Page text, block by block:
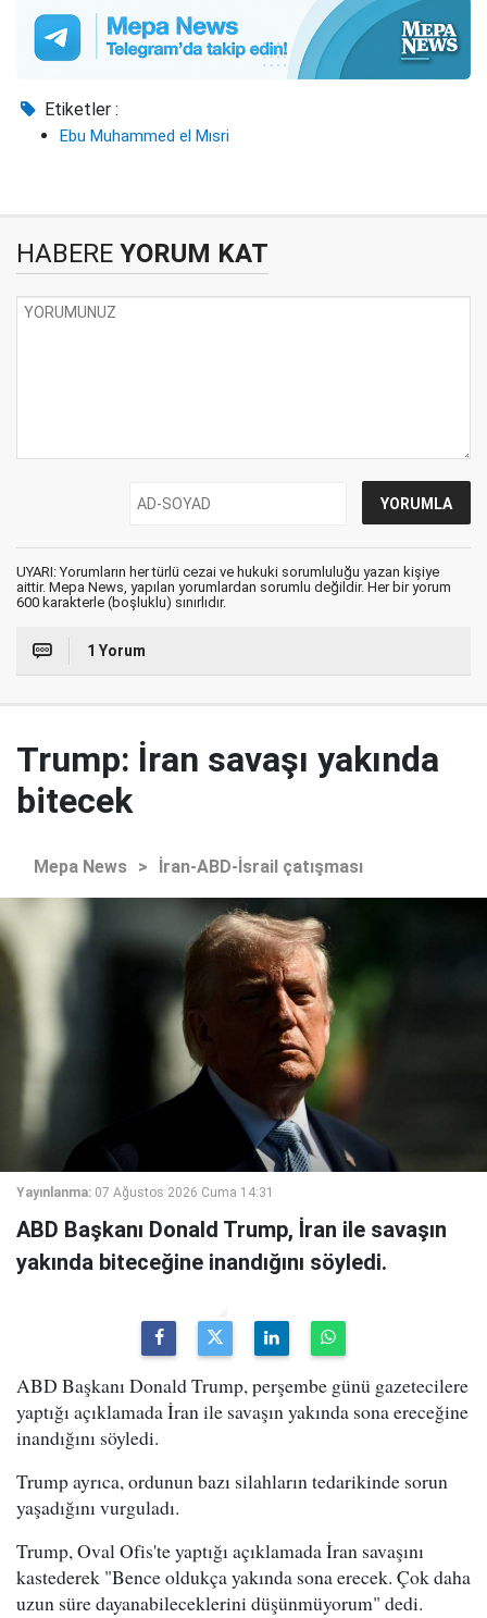
Etiketler :
Ebu Muhammed el Mısri
HABERE YORUM KAT
UYARI: Yorumların her türlü cezai ve hukuki sorumluluğu yazan kişiye
aittir. Mepa News, yapılan yorumlardan sorumlu değildir. Her bir yorum
600 karakterle (boşluklu) sınırlıdır.
1 Yorum
Trump: İran savaşı yakında
bitecek
Mepa News > İran-ABD-İsrail çatışması
Yayınlanma: 07 Ağustos 2026 Cuma 14:31
ABD Başkanı Donald Trump, İran ile savaşın
yakında biteceğine inandığını söyledi.
ABD Başkanı Donald Trump, perşembe günü gazetecilere
yaptığı açıklamada İran ile savaşın yakında sona ereceğine
inandığını söyledi.
Trump ayrıca, ordunun bazı silahların tedarikinde sorun
yaşadığını vurguladı.
Trump, Oval Ofis'te yaptığı açıklamada İran savaşını
kastederek "Bence oldukça yakında sona erecek. Çok daha
uzun süre dayanabileceklerini düşünmüyorum" dedi.